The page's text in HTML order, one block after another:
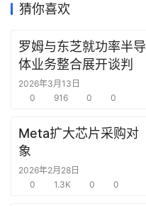
选
报
告
投
之
窗
猜你喜欢
罗姆与东芝就功率半导
体业务整合展开谈判
2026年3月13日
0
916 0 0
Meta扩大芯片采购对
象
2026年2月28日
0
1.3K 0 0